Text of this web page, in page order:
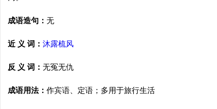
成语造句： 无
近 义 词： 沐露梳风
反 义 词： 无冤无仇
成语用法： 作宾语、定语；多用于旅行生活